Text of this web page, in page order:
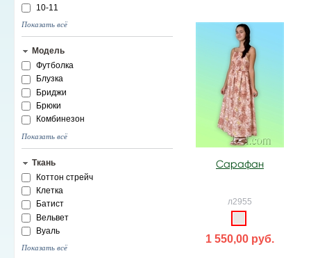
10-11
Показать всё
Модель
Футболка
Блузка
Бриджи
Брюки
Комбинезон
Показать всё
Ткань
Коттон стрейч
Клетка
Батист
Вельвет
Вуаль
Показать всё
Сарафан
л2955
1 550,00 руб.